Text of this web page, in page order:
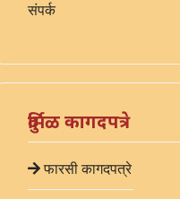
संपर्क
दुर्मिळ कागदपत्रे
फारसी कागदपत्रे